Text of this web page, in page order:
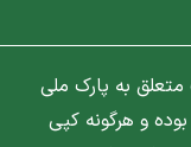
به پارک ملی
و هرگونه کپی